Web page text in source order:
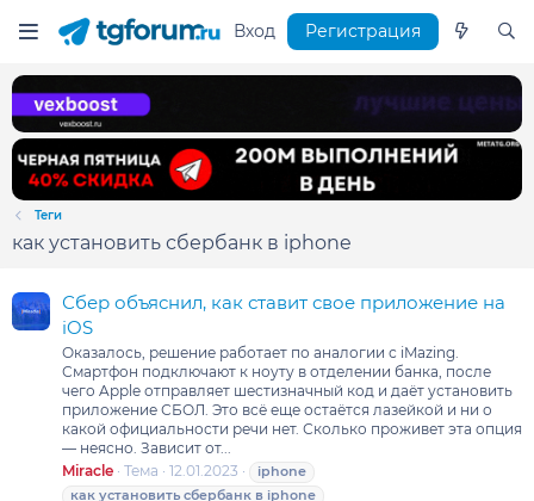
Вход Регистрация
Теги
как установить сбербанк в iphone
Сбер объяснил, как ставит свое приложение на
iOS
Оказалось, решение работает по аналогии с iMazing.
Смартфон подключают к ноуту в отделении банка, после
чего Apple отправляет шестизначный код и даёт установить
приложение СБОЛ. Это всё еще остаётся лазейкой и ни о
какой официальности речи нет. Сколько проживет эта опция
— неясно. Зависит от...
Miracle Тема 12.01.2023
iphone
как установить сбербанк в iphone